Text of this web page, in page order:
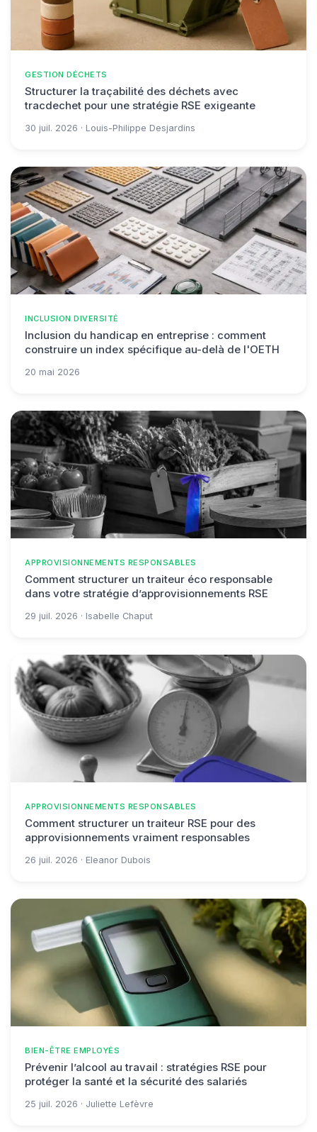
GESTION DÉCHETS
Structurer la traçabilité des déchets avec
tracdechet pour une stratégie RSE exigeante
30 juil. 2026 · Louis-Philippe Desjardins
INCLUSION DIVERSITÉ
Inclusion du handicap en entreprise : comment
construire un index spécifique au-delà de l'OETH
20 mai 2026
APPROVISIONNEMENTS RESPONSABLES
Comment structurer un traiteur éco responsable
dans votre stratégie d’approvisionnements RSE
29 juil. 2026 · Isabelle Chaput
APPROVISIONNEMENTS RESPONSABLES
Comment structurer un traiteur RSE pour des
approvisionnements vraiment responsables
26 juil. 2026 · Eleanor Dubois
BIEN-ÊTRE EMPLOYÉS
Prévenir l’alcool au travail : stratégies RSE pour
protéger la santé et la sécurité des salariés
25 juil. 2026 · Juliette Lefèvre